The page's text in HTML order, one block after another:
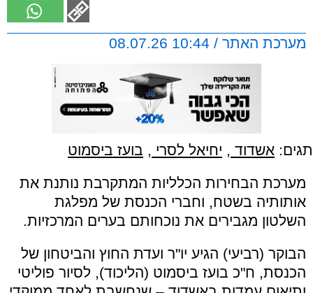
מערכת האתר / 10:44 08.07.26
תגים: אשדוד , יחיאל לסרי , בועז ביסמוט
מערכת הבחירות הכלליות המתקרבת נותנת את
אותותיה בשטח, וחברי הכנסת של מפלגת
השלטון מגבירים את נוכחותם בערים המרכזיות.
הבוקר (רביעי) הגיע יו"ר ועדת החוץ והביטחון של
הכנסת, ח"כ בועז ביסמוט (הליכוד), לסיור פוליטי